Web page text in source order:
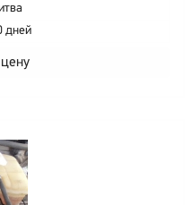
дней